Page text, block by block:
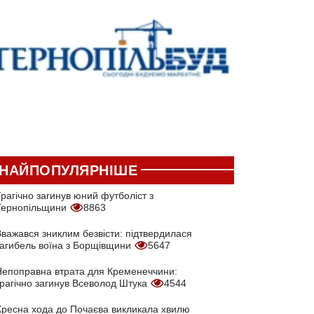
загинув юний футболіст з
8863
зниклим безвісти: підтвердилася
воїна з Борщівщини
5647
втрата для Кременеччини:
загинув Всеволод Штука
4544
хода до Почаєва викликала хвилю